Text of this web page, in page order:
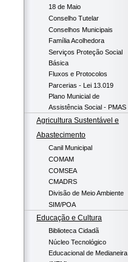
18 de Maio
Conselho Tutelar
Conselhos Municipais
Família Acolhedora
Serviços Proteção Social
Básica
Fluxos e Protocolos
Parcerias - Lei 13.019
Plano Municial de
Assistência Social - PMAS
Agricultura Sustentável e
Abastecimento
Canil Municipal
COMAM
COMSEA
CMADRS
Divisão de Meio Ambiente
SIM/POA
Educação e Cultura
Biblioteca Cidadã
Núcleo Tecnológico
Educacional de Medianeira